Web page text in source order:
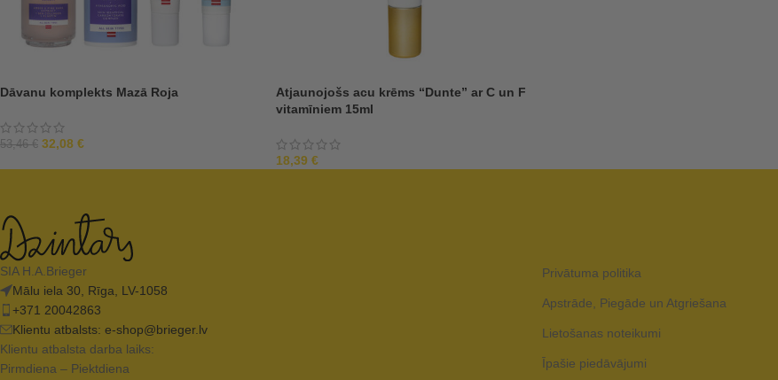
Dāvanu komplekts Mazā Roja
53,46€ 32,08 €
Atjaunojošs acu krēms “Dunte” ar C un F
vitamīniem 15ml
18,39 €
SIA H.A.Brieger
Mālu iela 30, Rīga, LV-1058
+371 20042863
Klientu atbalsts: e-shop@brieger.lv
Klientu atbalsta darba laiks:
Pirmdiena – Piektdiena
Privātuma politika
Apstrāde, Piegāde un Atgriešana
Lietošanas noteikumi
Īpašie piedāvājumi